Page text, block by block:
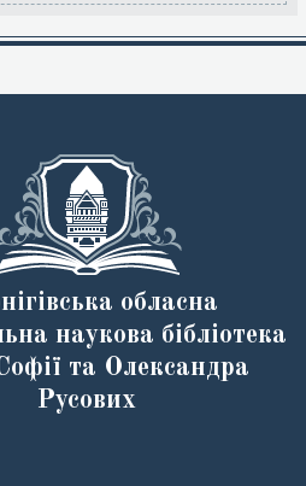
обласна
наукова бібліотека
та Олександра
Русових